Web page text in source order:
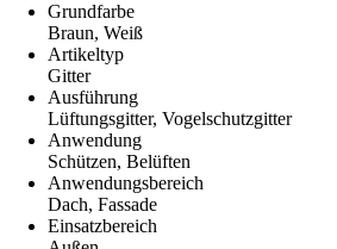
Grundfarbe
Braun, Weiß
Artikeltyp
Gitter
Ausführung
Lüftungsgitter, Vogelschutzgitter
Anwendung
Schützen, Belüften
Anwendungsbereich
Dach, Fassade
Einsatzbereich